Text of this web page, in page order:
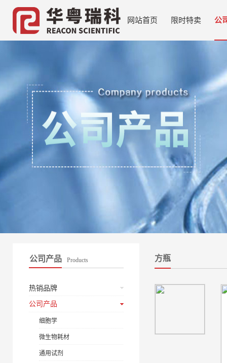
网站首页 限时特卖 公
公司产品 Products
热销品牌
公司产品
细胞学
微生物耗材
通用试剂
方瓶